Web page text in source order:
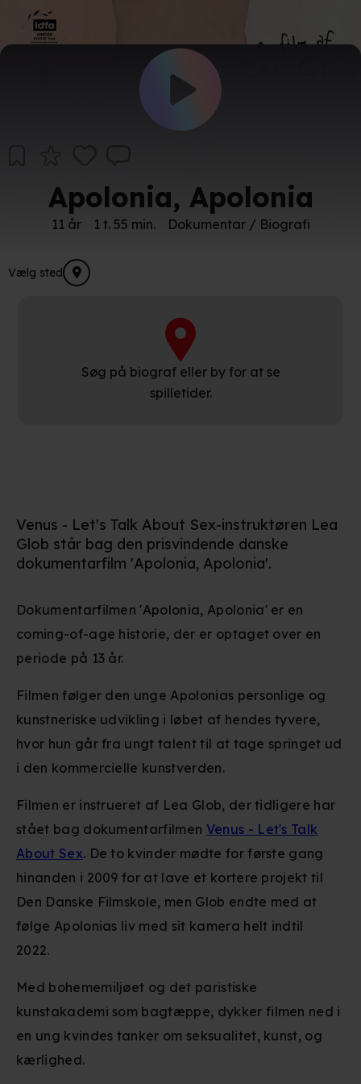
Apolonia, Apolonia
11 år 1 t. 55 min. Dokumentar / Biografi
Vælg sted
Søg på biograf eller by for at se
spilletider.
Venus - Let's Talk About Sex-instruktøren Lea
Glob står bag den prisvindende danske
dokumentarfilm 'Apolonia, Apolonia'.
Dokumentarfilmen 'Apolonia, Apolonia' er en
coming-of-age historie, der er optaget over en
periode på 13 år.
Filmen følger den unge Apolonias personlige og
kunstneriske udvikling i løbet af hendes tyvere,
hvor hun går fra ungt talent til at tage springet ud
i den kommercielle kunstverden.
Filmen er instrueret af Lea Glob, der tidligere har
stået bag dokumentarfilmen Venus - Let's Talk
About Sex. De to kvinder mødte for første gang
hinanden i 2009 for at lave et kortere projekt til
Den Danske Filmskole, men Glob endte med at
følge Apolonias liv med sit kamera helt indtil
2022.
Med bohememiljøet og det paristiske
kunstakademi som bagtæppe, dykker filmen ned i
en ung kvindes tanker om seksualitet, kunst, og
kærlighed.